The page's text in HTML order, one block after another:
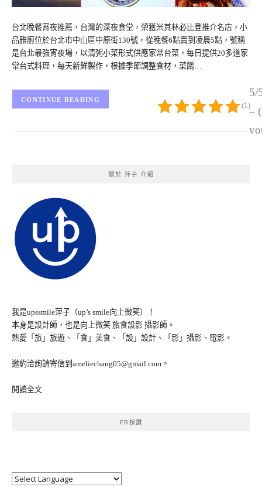
台北晚餐宵夜推薦，台灣的深夜食堂，榮獲米其林必比登推介名店，小
品雅廚位於台北市中山區中原街130號，從晚餐6點賣到凌晨5點，號稱
是台北最強宵夜場，以清粥小菜形式供應家常台菜，每日提供20多道家
常台式料理，每天新鮮製作，根據季節調整食材，菜餚…
5/
–
(1)
CONTINUE READING
關於 萍子 介紹
我是upssmile萍子（up’s smile向上微笑）！
本身是設計師，也是向上微笑 旅食設影 攝影師。
熱愛「旅」旅遊、「食」美食、「設」設計、「影」攝影、電影。
邀約洽詢請寄信到ameliechang05@gmail.com。
閱讀全文
FB按讚